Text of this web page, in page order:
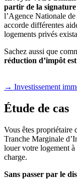
partir de la
l’Agence Nationale
accorde différentes
logements privés
Sachez aussi que
réduction d’impôt
→ Investissement
Étude de cas
Vous êtes propriétaire
Tranche Marginale
louer votre logement à
charge.
Sans passer par le